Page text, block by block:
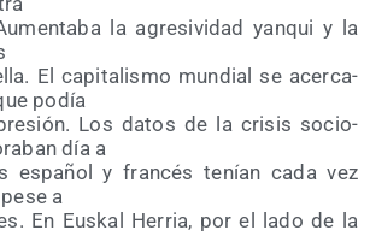
la agre­si­vi­dad yan­qui y la
El capi­ta­lis­mo mun­dial se acer­ca­
podía
Los datos de la cri­sis socio­
día a
espa­ñol y fran­cés tenían cada vez
a
En Eus­kal Herria, por el lado de la